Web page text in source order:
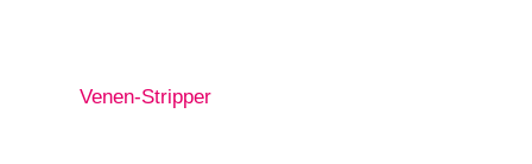
Venen-Stripper